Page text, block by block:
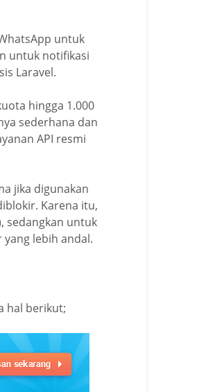
untuk
untuk notifikasi
Laravel.
hingga 1.000
sederhana dan
API resmi
jika digunakan
Karena itu,
sedangkan untuk
lebih andal.
hal berikut;